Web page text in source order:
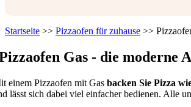
Startseite >> Pizzaofen für zuhause >>
Gas - die moderne
einem Pizzaofen mit Gas backen Sie Pizza
lässt sich dabei viel einfacher bedienen. Alle